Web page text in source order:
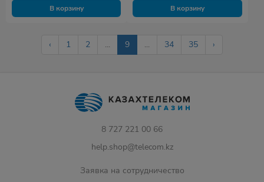
В корзину В корзину
‹ 1 2 ... 9 ... 34 35 ›
8 727 221 00 66
help.shop@telecom.kz
Заявка на сотрудничество